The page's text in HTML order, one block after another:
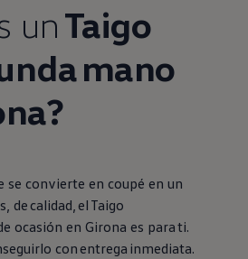
unTaigo
mano
se convierte en coupé en un
de calidad, el Taigo
ocasión en Girona es para ti.
con entrega inmediata.